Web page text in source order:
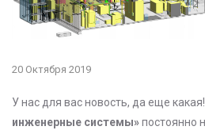
20 Октября 2019
У нас для вас новость, да еще
инженерные системы»постоянно